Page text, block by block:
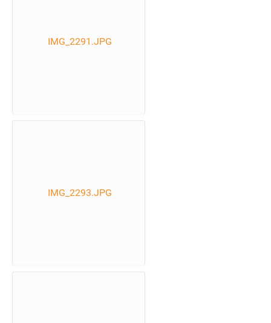
IMG_2291.JPG
IMG_2293.JPG